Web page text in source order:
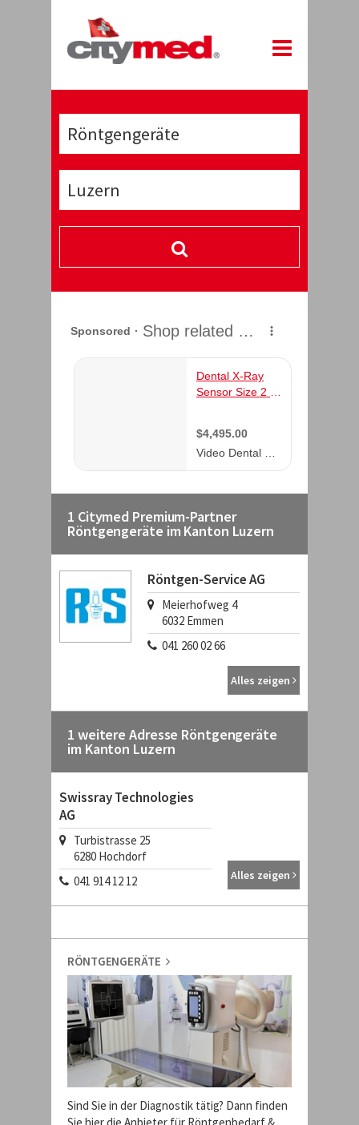
1 Citymed Premium-Partner
Röntgengeräte im Kanton Luzern
Röntgen-Service AG
Meierhofweg 4
6032 Emmen
041 260 02 66
Alles zeigen
1 weitere Adresse Röntgengeräte
im Kanton Luzern
Swissray Technologies
AG
Turbistrasse 25
6280 Hochdorf
041 914 12 12
Alles zeigen
RÖNTGENGERÄTE
Sind Sie in der Diagnostik tätig? Dann finden